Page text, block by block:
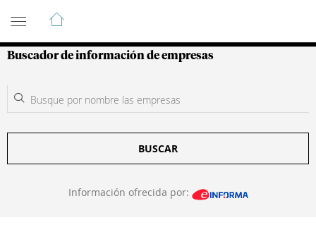
Guía de Empresas Colombianas
Buscador de información de empresas
BUSCAR
Información ofrecida por: